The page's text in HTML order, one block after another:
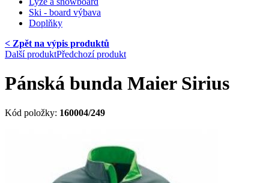
Ski - board výbava
Doplňky
< Zpět na výpis produktů
Další produktPředchozí produkt
Pánská bunda Maier Sirius
Kód položky: 160004/249